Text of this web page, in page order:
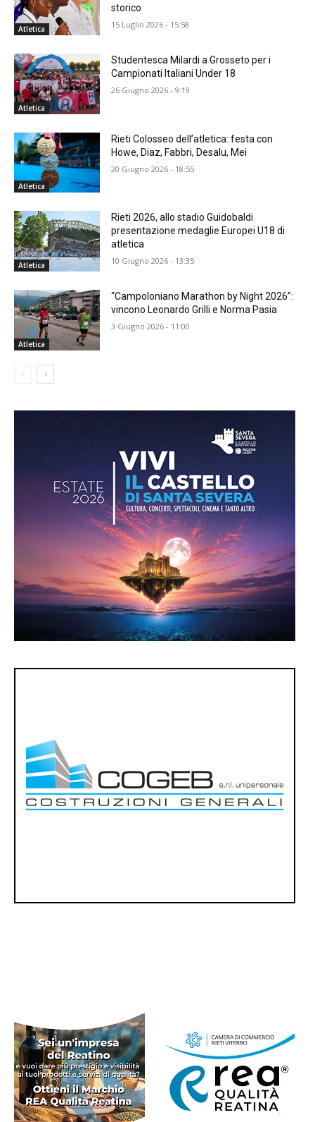
Atletica
storico
15 Luglio 2026 - 15:58
Atletica
Studentesca Milardi a Grosseto per i
Campionati Italiani Under 18
26 Giugno 2026 - 9:19
Atletica
Rieti Colosseo dell’atletica: festa con
Howe, Diaz, Fabbri, Desalu, Mei
20 Giugno 2026 - 18:55
Atletica
Rieti 2026, allo stadio Guidobaldi
presentazione medaglie Europei U18 di
atletica
10 Giugno 2026 - 13:35
Atletica
“Campoloniano Marathon by Night 2026”:
vincono Leonardo Grilli e Norma Pasia
3 Giugno 2026 - 11:00